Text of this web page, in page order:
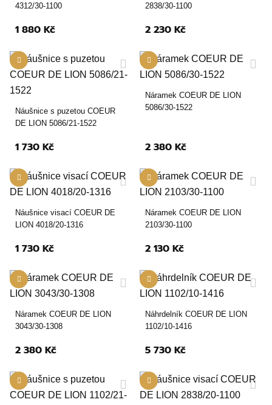
4312/30-1100
1 880 Kč
2838/30-1100
2 230 Kč
Náušnice s puzetou COEUR
DE LION 5086/21-1522
1 730 Kč
Náramek COEUR DE LION
5086/30-1522
2 380 Kč
Náušnice visací COEUR DE
LION 4018/20-1316
1 730 Kč
Náramek COEUR DE LION
2103/30-1100
2 130 Kč
Náramek COEUR DE LION
3043/30-1308
2 380 Kč
Náhrdelník COEUR DE LION
1102/10-1416
5 730 Kč